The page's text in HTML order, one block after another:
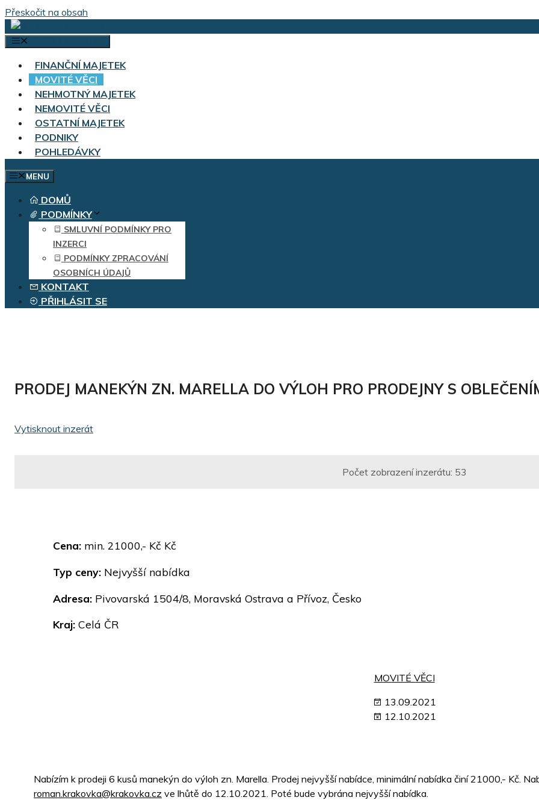
Přeskočit na obsah
FINANČNÍ MAJETEK
MOVITÉ VĚCI
NEHMOTNÝ MAJETEK
NEMOVITÉ VĚCI
OSTATNÍ MAJETEK
PODNIKY
POHLEDÁVKY
MENU
DOMŮ
PODMÍNKY
SMLUVNÍ PODMÍNKY PRO
INZERCI
PODMÍNKY ZPRACOVÁNÍ
OSOBNÍCH ÚDAJŮ
KONTAKT
PŘIHLÁSIT SE
PRODEJ MANEKÝN ZN. MARELLA DO VÝLOH PRO PRODEJNY S
Vytisknout inzerát
Počet zobrazení inzerátu: 53
Cena: min. 21000,- Kč Kč
Typ ceny: Nejvyšší nabídka
Adresa: Pivovarská 1504/8, Moravská Ostrava a Přívoz, Česko
Kraj: Celá ČR
MOVITÉ VĚCI
13.09.2021
12.10.2021
Nabízím k prodeji 6 kusů manekýn do výloh zn. Marella. Prodej nejvyšší nabídce, minimální nabídka činí 21000,- Kč.
roman.krakovka@krakovka.cz ve lhůtě do 12.10.2021. Poté bude vybrána nejvyšší nabídka.